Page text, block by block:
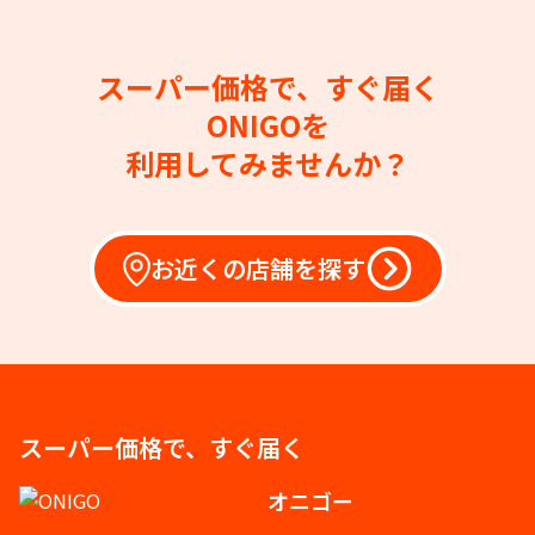
スーパー価格で、すぐ届く
ONIGOを
利用してみませんか？
お近くの店舗を探す
スーパー価格で、すぐ届く
オニゴー